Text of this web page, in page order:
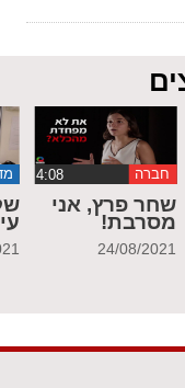
חברה
שחר פרץ, אני
מסרבת!
24/08/2021